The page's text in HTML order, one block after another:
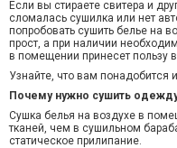
Если вы стираете свитера и
сломалась сушилка или нет
попробовать сушить белье на
прост, а при наличии
в помещении принесет пользу
Узнайте, что вам понадобится
Почему нужно сушить
Сушка белья на воздухе в
тканей, чем в сушильном
статическое прилипание.